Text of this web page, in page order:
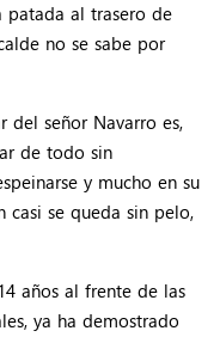
patada al trasero de
no se sabe por
del señor Navarro es,
de todo sin
y mucho en su
casi se queda sin pelo,
años al frente de las
ya ha demostrado